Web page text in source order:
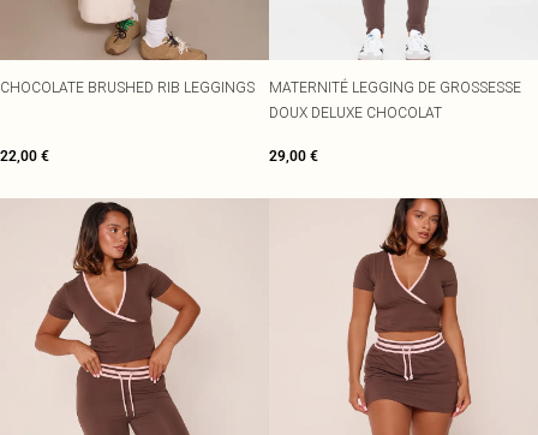
CHOCOLATE BRUSHED RIB LEGGINGS
22,00 €
MATERNITÉ LEGGING DE GROSSESSE
DOUX DELUXE CHOCOLAT
29,00 €